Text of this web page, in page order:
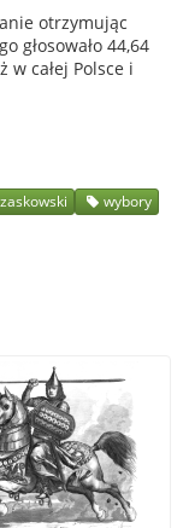
otrzymując
głosowało 44,64
w całej Polsce i
wybory